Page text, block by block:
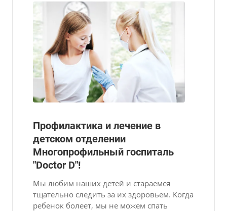
Профилактика и лечение в
детском отделении
Многопрофильный госпиталь
"Doctor D"!
Мы любим наших детей и стараемся
тщательно следить за их здоровьем. Когда
ребенок болеет, мы не можем спать